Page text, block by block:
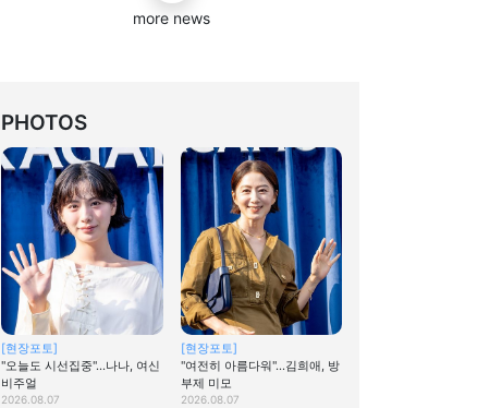
more news
PHOTOS
[현장포토]
"오늘도 시선집중"…나나, 여신
비주얼
2026.08.07
[현장포토]
"여전히 아름다워"…김희애, 방
부제 미모
2026.08.07